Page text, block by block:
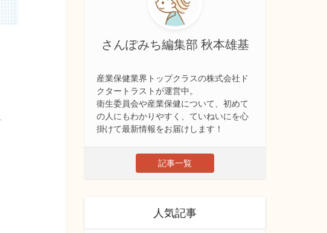
さんぽみち編集部 秋本雄基
産業保健業界トップクラスの株式会社ド
クタートラストが運営中。
衛生委員会や産業保健について、初めて
の人にもわかりやすく、ていねいにを心
掛けて最新情報をお届けします！
記事一覧
人気記事